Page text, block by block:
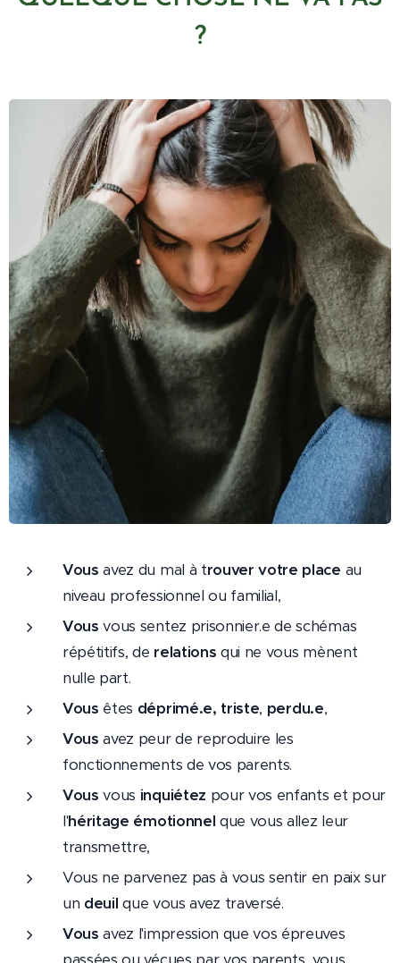
?
Vousavez du mal à trouver votre place au
niveau professionnel ou familial,
Vousvous sentez prisonnier.e de schémas
répétitifs, de relationsqui ne vous mènent
nulle part.
Vous êtes déprimé.e, triste, perdu.e,
Vousavez peur de reproduire les
fonctionnements de vos parents.
Vousvous inquiétez pour vos enfants et pour
l'héritage émotionnel que vous allez leur
transmettre,
Vous ne parvenez pas à vous sentir en paix sur
un deuilque vous avez traversé.
Vousavez l'impression que vos épreuves